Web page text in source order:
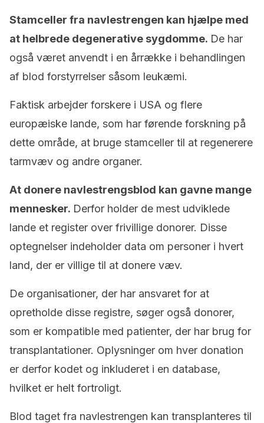
Stamceller fra navlestrengen kan hjælpe med
at helbrede degenerative sygdomme. De har
også været anvendt i en årrække i behandlingen
af blod forstyrrelser såsom leukæmi.
Faktisk arbejder forskere i USA og flere
europæiske lande, som har førende forskning på
dette område, at bruge stamceller til at regenerere
tarmvæv og andre organer.
At donere navlestrengsblod kan gavne mange
mennesker. Derfor holder de mest udviklede
lande et register over frivillige donorer. Disse
optegnelser indeholder data om personer i hvert
land, der er villige til at donere væv.
De organisationer, der har ansvaret for at
opretholde disse registre, søger også donorer,
som er kompatible med patienter, der har brug for
transplantationer. Oplysninger om hver donation
er derfor kodet og inkluderet i en database,
hvilket er helt fortroligt.
Blod taget fra navlestrengen kan transplanteres til